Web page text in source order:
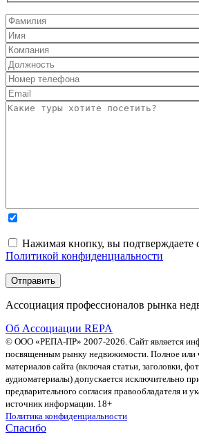
Нажимая кнопку, вы подтверждаете
Политикой конфиденциальности
Ассоциация профессионалов рынка
Об Ассоциации REPA
© ООО «РЕПА-ПР» 2007-2026. Сайт является
посвященным рынку недвижимости. Полное или
материалов сайта (включая статьи, заголовки,
аудиоматериалы) допускается исключительно
предварительного согласия правообладателя и
источник информации. 18+
Политика конфиденциальности
Спасибо